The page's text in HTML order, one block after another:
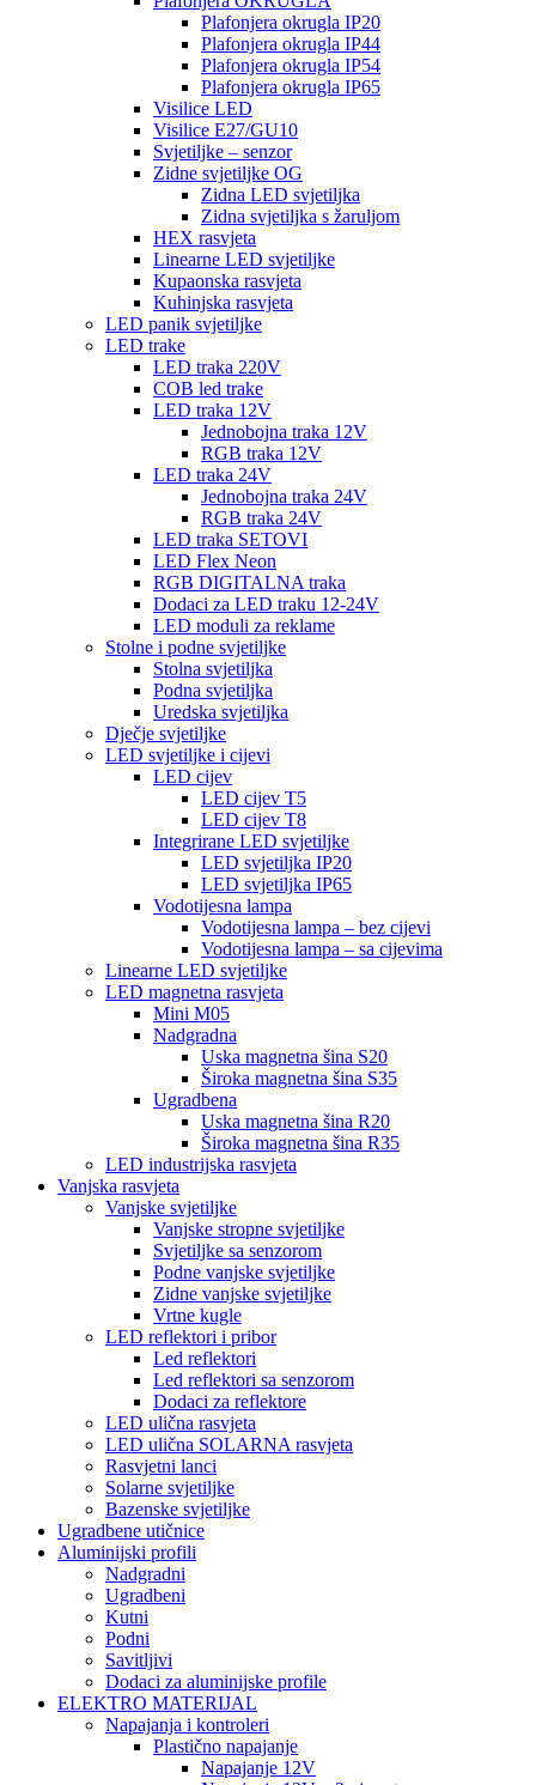
Plafonjera okrugla IP20
Plafonjera okrugla IP44
Plafonjera okrugla IP54
Plafonjera okrugla IP65
Visilice LED
Visilice E27/GU10
Svjetiljke – senzor
Zidne svjetiljke OG
Zidna LED svjetiljka
Zidna svjetiljka s žaruljom
HEX rasvjeta
Linearne LED svjetiljke
Kupaonska rasvjeta
Kuhinjska rasvjeta
LED panik svjetiljke
LED trake
LED traka 220V
COB led trake
LED traka 12V
Jednobojna traka 12V
RGB traka 12V
LED traka 24V
Jednobojna traka 24V
RGB traka 24V
LED traka SETOVI
LED Flex Neon
RGB DIGITALNA traka
Dodaci za LED traku 12-24V
LED moduli za reklame
Stolne i podne svjetiljke
Stolna svjetiljka
Podna svjetiljka
Uredska svjetiljka
Dječje svjetiljke
LED svjetiljke i cijevi
LED cijev
LED cijev T5
LED cijev T8
Integrirane LED svjetiljke
LED svjetiljka IP20
LED svjetiljka IP65
Vodotijesna lampa
Vodotijesna lampa – bez cijevi
Vodotijesna lampa – sa cijevima
Linearne LED svjetiljke
LED magnetna rasvjeta
Mini M05
Nadgradna
Uska magnetna šina S20
Široka magnetna šina S35
Ugradbena
Uska magnetna šina R20
Široka magnetna šina R35
LED industrijska rasvjeta
Vanjska rasvjeta
Vanjske svjetiljke
Vanjske stropne svjetiljke
Svjetiljke sa senzorom
Podne vanjske svjetiljke
Zidne vanjske svjetiljke
Vrtne kugle
LED reflektori i pribor
Led reflektori
Led reflektori sa senzorom
Dodaci za reflektore
LED ulična rasvjeta
LED ulična SOLARNA rasvjeta
Rasvjetni lanci
Solarne svjetiljke
Bazenske svjetiljke
Ugradbene utičnice
Aluminijski profili
Nadgradni
Ugradbeni
Kutni
Podni
Savitljivi
Dodaci za aluminijske profile
ELEKTRO MATERIJAL
Napajanja i kontroleri
Plastično napajanje
Napajanje 12V